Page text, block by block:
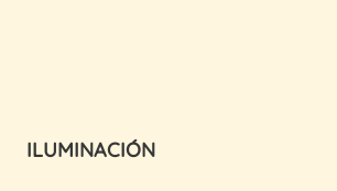
ILUMINACIÓN